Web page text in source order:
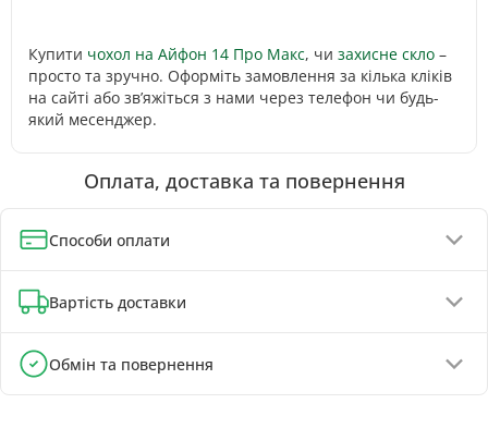
Купити чохол на Айфон 14 Про Макс, чи захисне скло –
просто та зручно. Оформіть замовлення за кілька кліків
на сайті або зв’яжіться з нами через телефон чи будь-
який месенджер.
Оплата, доставка та повернення
Способи оплати
Оплата при отриманні (до 130 грн - повна передплата)
Онлайн-оплата карткою, GPay, ApplePay
Вартість доставки
Відділення Нової Пошти - від 90 грн
Поштомати Нової Пошти - від 100 грн
Обмін та повернення